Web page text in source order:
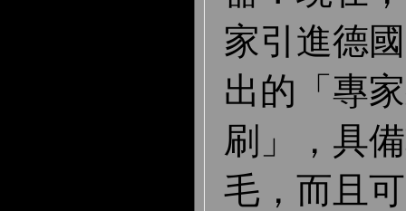
家引進德
出的「專
刷」，具
毛，而且